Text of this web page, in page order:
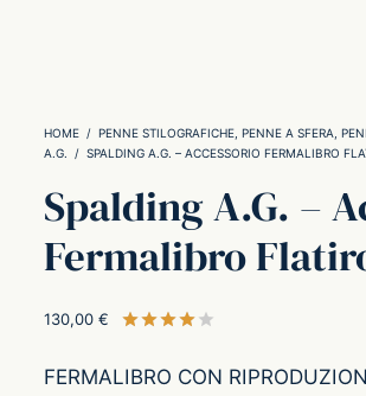
HOME / PENNE STILOGRAFICHE, PENNE A SFERA,
A.G.
/ SPALDING A.G. – ACCESSORIO FERMALIBRO
Spalding A.G. –
Fermalibro
130,00 €
FERMALIBRO CON